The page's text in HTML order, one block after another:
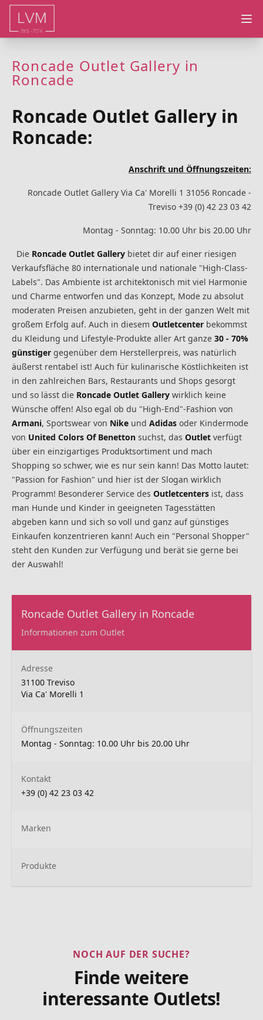
Roncade Outlet Gallery in
Roncade
Roncade Outlet Gallery in
Roncade:
Anschrift und Öffnungszeiten:
Roncade Outlet Gallery Via Ca' Morelli 1 31056 Roncade -
Treviso +39 (0) 42 23 03 42
Montag - Sonntag: 10.00 Uhr bis 20.00 Uhr
Die Roncade Outlet Gallery bietet dir auf einer riesigen
Verkaufsfläche 80 internationale und nationale "High-Class-
Labels". Das Ambiente ist architektonisch mit viel Harmonie
und Charme entworfen und das Konzept, Mode zu absolut
moderaten Preisen anzubieten, geht in der ganzen Welt mit
großem Erfolg auf. Auch in diesem Outletcenter bekommst
du Kleidung und Lifestyle-Produkte aller Art ganze 30 - 70%
günstiger gegenüber dem Herstellerpreis, was natürlich
äußerst rentabel ist! Auch für kulinarische Köstlichkeiten ist
in den zahlreichen Bars, Restaurants und Shops gesorgt
und so lässt die Roncade Outlet Gallery wirklich keine
Wünsche offen! Also egal ob du "High-End"-Fashion von
Armani, Sportswear von Nike und Adidas oder Kindermode
von United Colors Of Benetton suchst, das Outlet verfügt
über ein einzigartiges Produktsortiment und mach
Shopping so schwer, wie es nur sein kann! Das Motto lautet:
"Passion for Fashion" und hier ist der Slogan wirklich
Programm! Besonderer Service des Outletcenters ist, dass
man Hunde und Kinder in geeigneten Tagesstätten
abgeben kann und sich so voll und ganz auf günstiges
Einkaufen konzentrieren kann! Auch ein "Personal Shopper"
steht den Kunden zur Verfügung und berät sie gerne bei
der Auswahl!
Roncade Outlet Gallery in Roncade
Informationen zum Outlet
Adresse
31100 Treviso
Via Ca' Morelli 1
Öffnungszeiten
Montag - Sonntag: 10.00 Uhr bis 20.00 Uhr
Kontakt
+39 (0) 42 23 03 42
Marken
Produkte
NOCH AUF DER SUCHE?
Finde weitere
interessante Outlets!